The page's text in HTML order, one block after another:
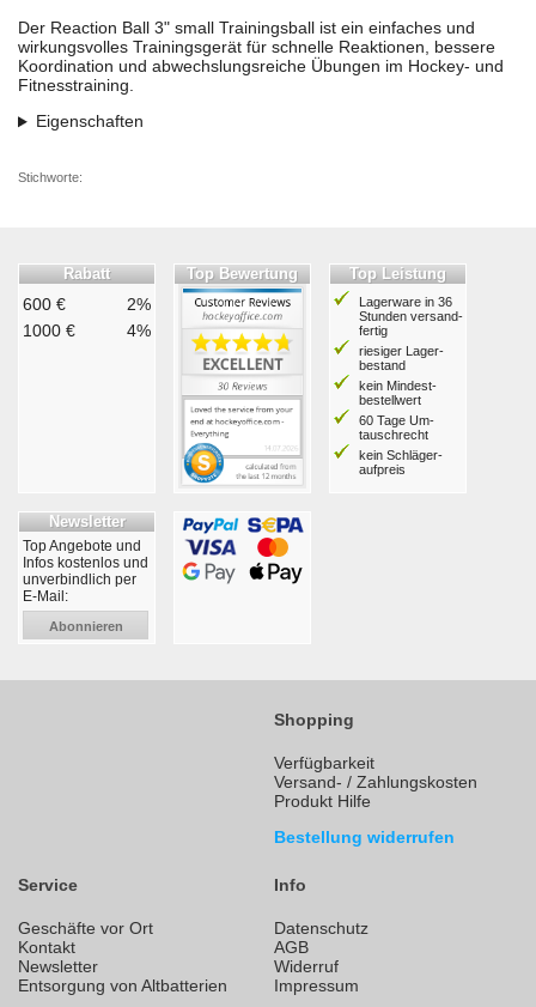
Der Reaction Ball 3" small Trainingsball ist ein einfaches und
wirkungsvolles Trainingsgerät für schnelle Reaktionen, bessere
Koordination und abwechslungsreiche Übungen im Hockey- und
Fitnesstraining.
Eigenschaften
Stichworte:
Rabatt
600 €
2%
1000 €
4%
Top Bewertung Top Leistung
Lagerware in 36
Stunden ver­sand­
fertig
riesiger Lager­
bestand
kein Mindest­
bestell­wert
60 Tage Um­
tausch­recht
kein Schläger­
aufpreis
Newsletter
Top Angebote und
Infos kostenlos und
unverbindlich per
E-Mail:
Abonnieren
Shopping
Verfügbarkeit
Versand- / Zahlungskosten
Produkt Hilfe
Bestellung widerrufen
Service
Geschäfte vor Ort
Kontakt
Newsletter
Entsorgung von Altbatterien
Info
Datenschutz
AGB
Widerruf
Impressum